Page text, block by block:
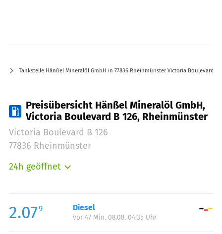
Tankstelle Hänßel Mineralöl GmbH in 77836 Rheinmünster Victoria Boulevard B
Preisübersicht Hänßel Mineralöl GmbH,
Victoria Boulevard B 126, Rheinmünster
Victoria Boulevard B 126
77836 Rheinmünster
24h geöffnet
Mittwoch:
00:00-24:00
Donnerstag:
2.079 Diesel
vor 47 Min. 08.08. 04:35 Uhr